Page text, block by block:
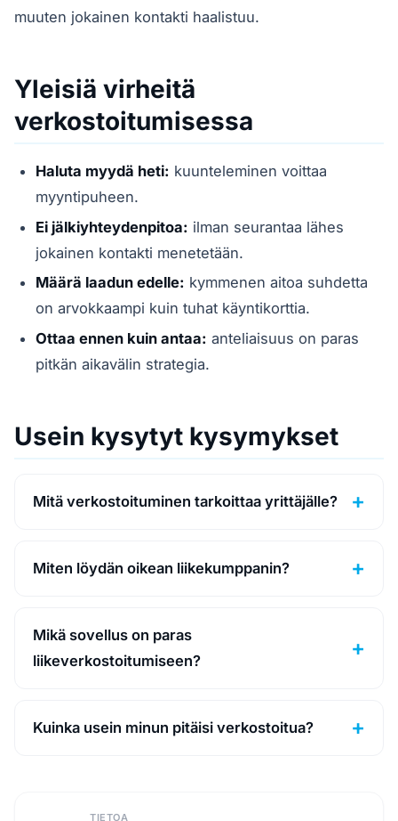
muuten jokainen kontakti haalistuu.
Yleisiä virheitä
verkostoitumisessa
Haluta myydä heti: kuunteleminen voittaa
myyntipuheen.
Ei jälkiyhteydenpitoa: ilman seurantaa lähes
jokainen kontakti menetetään.
Määrä laadun edelle: kymmenen aitoa suhdetta
on arvokkaampi kuin tuhat käyntikorttia.
Ottaa ennen kuin antaa: anteliaisuus on paras
pitkän aikavälin strategia.
Usein kysytyt kysymykset
Mitä verkostoituminen tarkoittaa yrittäjälle?
Miten löydän oikean liikekumppanin?
Mikä sovellus on paras
liikeverkostoitumiseen?
Kuinka usein minun pitäisi verkostoitua?
TIETOA